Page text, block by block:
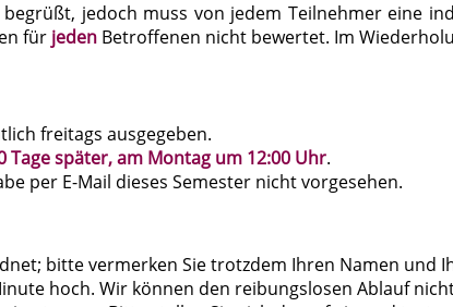
jedoch muss von jedem Teilnehmer eine
für jeden Betroffenen nicht bewertet. Im
freitags ausgegeben.
Tage später, am Montag um 12:00 Uhr.
per E-Mail dieses Semester nicht vorgesehen.
bitte vermerken Sie trotzdem Ihren Namen und
hoch. Wir können den reibungslosen Ablauf